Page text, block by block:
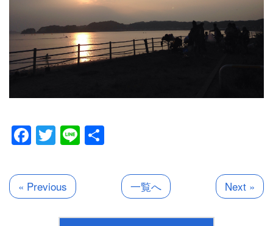
Facebook
Twitter
Line
« Previous 一覧へ Next »